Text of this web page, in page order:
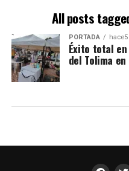
All posts
PORTADA
Éxito total
del Tolima